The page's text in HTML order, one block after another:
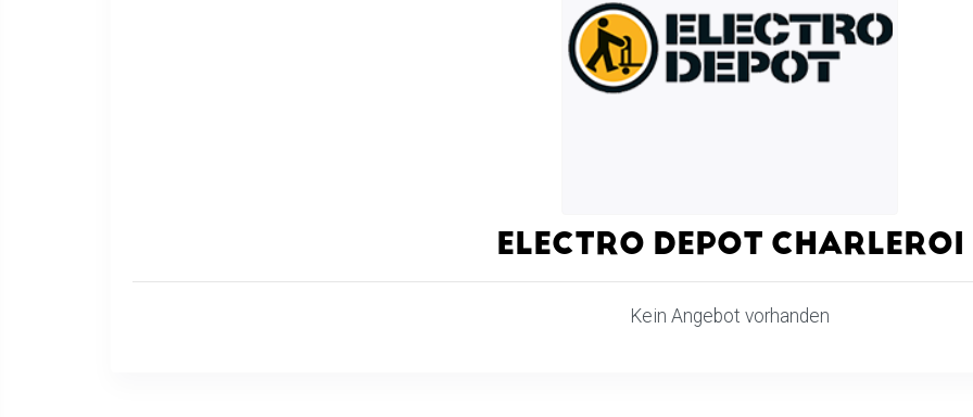
ELECTRO DEPOT CHARLEROI
Kein Angebot vorhanden